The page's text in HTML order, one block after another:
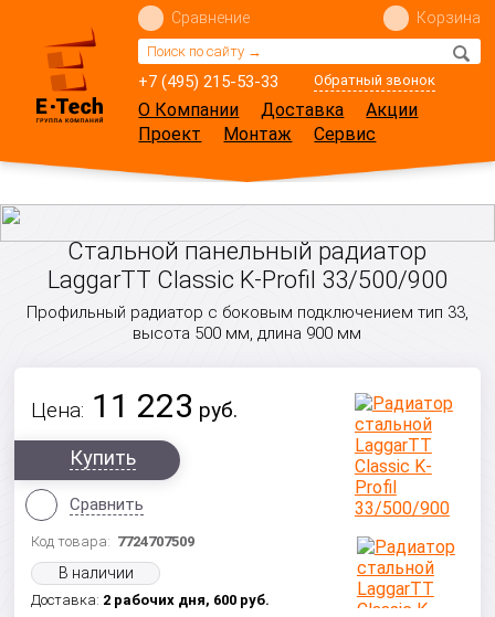
+7 (495) 215-53-33 Обратный звонок
Сравнение Корзина
О Компании Доставка
Акции
Проект
Монтаж Сервис
Стальной панельный радиатор
LaggarTT Classic K-Profil 33/500/900
Профильный радиатор с боковым подключением тип 33,
высота 500 мм, длина 900 мм
Цена: 11 223 руб.
Купить
Сравнить
Код товара: 7724707509
В наличии
Доставка: 2 рабочих дня, 600 руб.